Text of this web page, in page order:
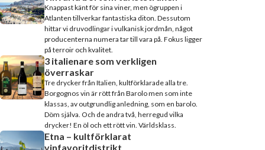
Knappast känt för sina viner, men ögruppen i
Atlanten tillverkar fantastiska diton. Dessutom
hittar vi druvodlingar i vulkanisk jordmån, något
producenterna numera tar till vara på. Fokus ligger
på terroir och kvalitet.
3 italienare som verkligen
överraskar
Tre drycker från Italien, kultförklarade alla tre.
Borgognos vin är rött från Barolo men som inte
klassas, av outgrundlig anledning, som en barolo.
Döm själva. Och de andra två, herregud vilka
drycker! En öl och ett rött vin. Världsklass.
Etna – kultförklarat
vinfavoritdistrikt